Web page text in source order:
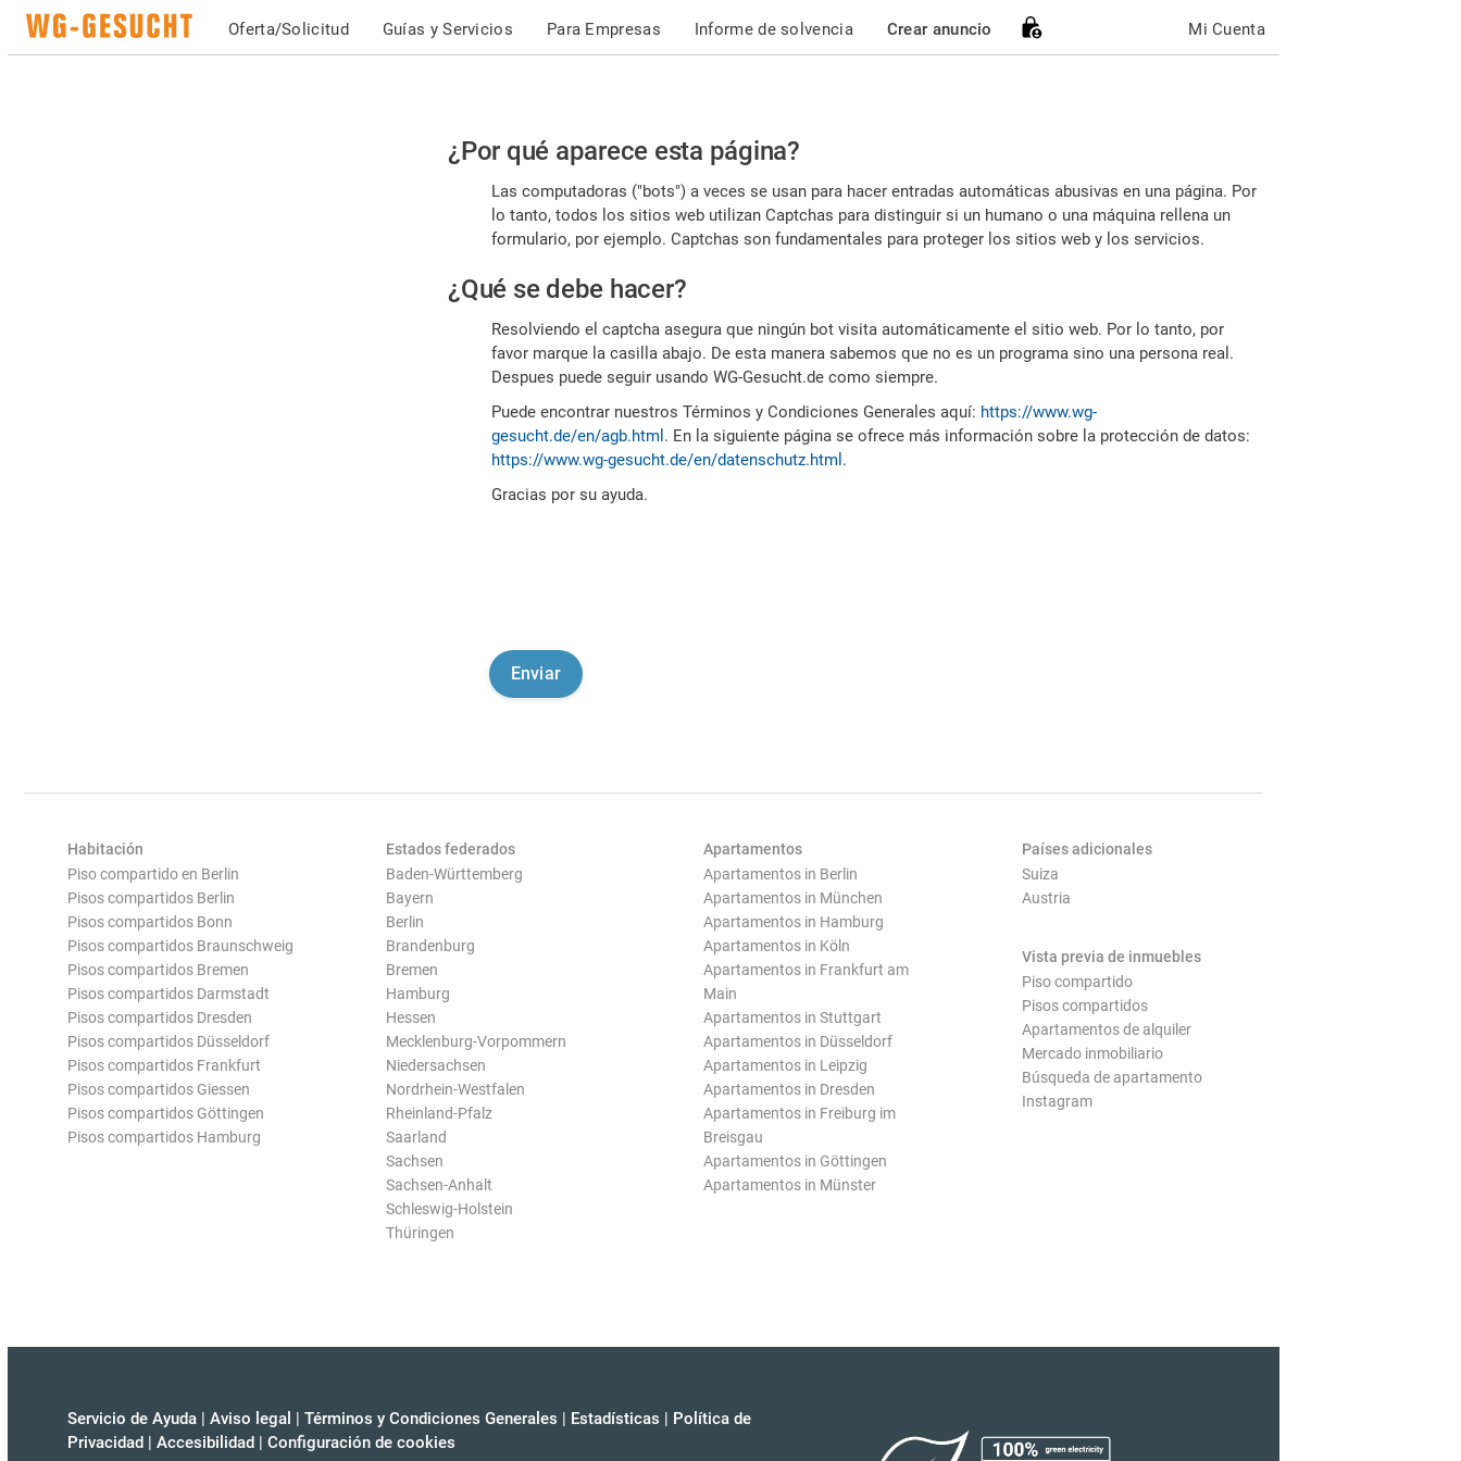
Oferta/Solicitud Guías y Servicios Para Empresas Informe de solvencia Crear anuncio Mi Cuenta
Por
favor,
confirme
es
humano
¿Por qué aparece esta página?
Las computadoras ("bots") a veces se usan para hacer entradas automáticas abusivas en una página. Por
lo tanto, todos los sitios web utilizan Captchas para distinguir si un humano o una máquina rellena un
formulario, por ejemplo. Captchas son fundamentales para proteger los sitios web y los servicios.
¿Qué se debe hacer?
Resolviendo el captcha asegura que ningún bot visita automáticamente el sitio web. Por lo tanto, por
favor marque la casilla abajo. De esta manera sabemos que no es un programa sino una persona real.
Despues puede seguir usando WG-Gesucht.de como siempre.
Puede encontrar nuestros Términos y Condiciones Generales aquí: https://www.wg-
gesucht.de/en/agb.html . En la siguiente página se ofrece más información sobre la protección de datos:
https://www.wg-gesucht.de/en/datenschutz.html .
Gracias por su ayuda.
Habitación
Piso compartido en Berlin
Pisos compartidos Berlin
Pisos compartidos Bonn
Pisos compartidos Braunschweig
Pisos compartidos Bremen
Pisos compartidos Darmstadt
Pisos compartidos Dresden
Pisos compartidos Düsseldorf
Pisos compartidos Frankfurt
Pisos compartidos Giessen
Pisos compartidos Göttingen
Pisos compartidos Hamburg
Estados federados
Baden-Württemberg
Bayern
Berlin
Brandenburg
Bremen
Hamburg
Hessen
Mecklenburg-Vorpommern
Niedersachsen
Nordrhein-Westfalen
Rheinland-Pfalz
Saarland
Sachsen
Sachsen-Anhalt
Schleswig-Holstein
Thüringen
Apartamentos
Apartamentos in Berlin
Apartamentos in München
Apartamentos in Hamburg
Apartamentos in Köln
Apartamentos in Frankfurt am
Main
Apartamentos in Stuttgart
Apartamentos in Düsseldorf
Apartamentos in Leipzig
Apartamentos in Dresden
Apartamentos in Freiburg im
Breisgau
Apartamentos in Göttingen
Apartamentos in Münster
Países adicionales
Suiza
Austria
Vista previa de inmuebles
Piso compartido
Pisos compartidos
Apartamentos de alquiler
Mercado inmobiliario
Búsqueda de apartamento
Instagram
Servicio de Ayuda | Aviso legal | Términos y Condiciones Generales | Estadísticas | Política de
Privacidad | Accesibilidad | Configuración de cookies